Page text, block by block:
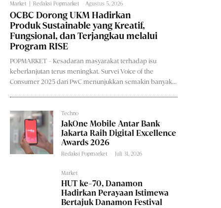
Market Redaksi Popmarket Agustus 5, 2026
OCBC Dorong UKM Hadirkan
Produk Sustainable yang Kreatif,
Fungsional, dan Terjangkau melalui
Program RISE
POPMARKET - Kesadaran masyarakat terhadap isu
keberlanjutan terus meningkat. Survei Voice of the
Consumer 2025 dari PwC menunjukkan semakin banyak...
Techno
JakOne Mobile Antar Bank
Jakarta Raih Digital Excellence
Awards 2026
Redaksi Popmarket Juli 31, 2026
Market
HUT ke-70, Danamon
Hadirkan Perayaan Istimewa
Bertajuk Danamon Festival